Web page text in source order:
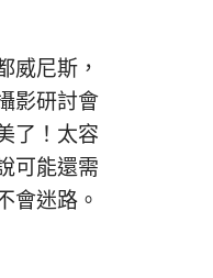
威尼斯，
影研討會
了！太容
可能還需
會迷路。